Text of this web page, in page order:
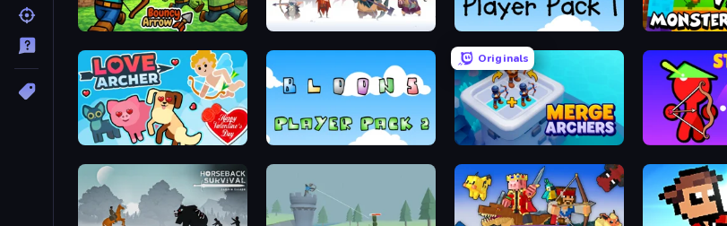
Bouncy Arrow Vikings: An Archer's Journey Bloons Player Pack 1 Herobrine vs
Love Archer Bloons Player Pack 2
Originals
Merge Archers Stickman Bow